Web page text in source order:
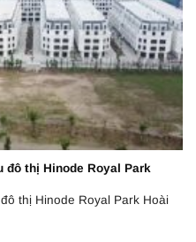
đô thị Hinode Royal Park
thị Hinode Royal Park Hoài